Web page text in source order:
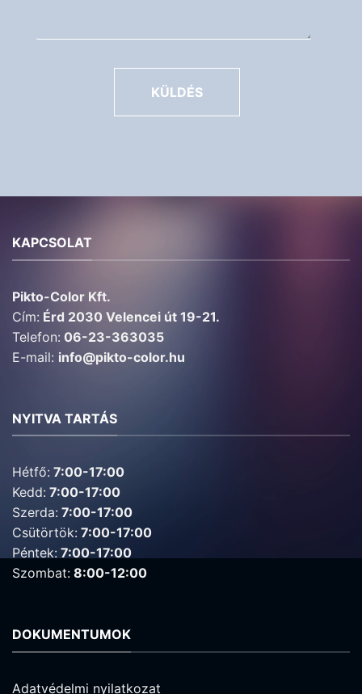
KÜLDÉS
KAPCSOLAT
Pikto-Color Kft.
Cím: Érd 2030 Velencei út 19-21.
Telefon: 06-23-363035
E-mail: info@pikto-color.hu
NYITVA TARTÁS
Hétfő: 7:00-17:00
Kedd: 7:00-17:00
Szerda: 7:00-17:00
Csütörtök: 7:00-17:00
Péntek: 7:00-17:00
Szombat: 8:00-12:00
DOKUMENTUMOK
Adatvédelmi nyilatkozat